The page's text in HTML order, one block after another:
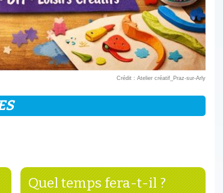
Crédit : Atelier créatif_Praz-sur-Arly
Quel temps fera-t-il ?